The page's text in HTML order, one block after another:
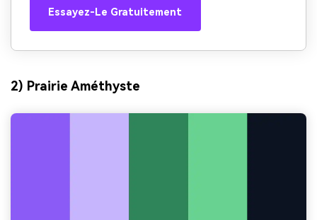
Essayez-Le Gratuitement
2) Prairie Améthyste